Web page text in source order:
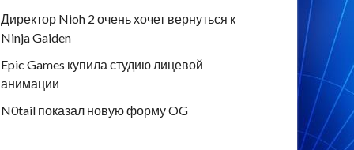
Директор Nioh 2 очень хочет вернуться к
Ninja Gaiden
Epic Games купила студию лицевой
анимации
N0tail показал новую форму OG